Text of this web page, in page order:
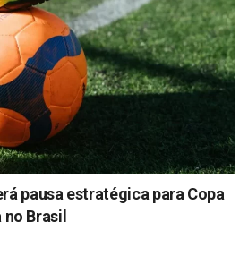
pausa estratégica para Copa
Brasil